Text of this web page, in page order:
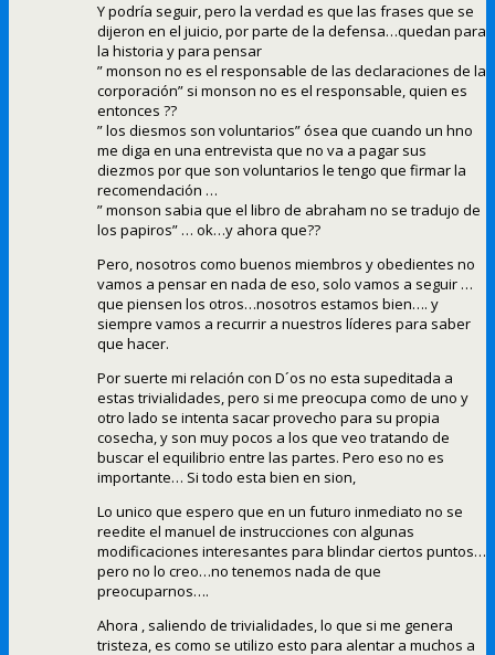
Y podría seguir, pero la verdad es que las frases que se
dijeron en el juicio, por parte de la defensa…quedan para
la historia y para pensar
” monson no es el responsable de las declaraciones de la
corporación” si monson no es el responsable, quien es
entonces ??
” los diesmos son voluntarios” ósea que cuando un hno
me diga en una entrevista que no va a pagar sus
diezmos por que son voluntarios le tengo que firmar la
recomendación …
” monson sabia que el libro de abraham no se tradujo de
los papiros” … ok…y ahora que??
Pero, nosotros como buenos miembros y obedientes no
vamos a pensar en nada de eso, solo vamos a seguir …
que piensen los otros…nosotros estamos bien…. y
siempre vamos a recurrir a nuestros líderes para saber
que hacer.
Por suerte mi relación con D´os no esta supeditada a
estas trivialidades, pero si me preocupa como de uno y
otro lado se intenta sacar provecho para su propia
cosecha, y son muy pocos a los que veo tratando de
buscar el equilibrio entre las partes. Pero eso no es
importante… Si todo esta bien en sion,
Lo unico que espero que en un futuro inmediato no se
reedite el manuel de instrucciones con algunas
modificaciones interesantes para blindar ciertos puntos…
pero no lo creo…no tenemos nada de que
preocuparnos….
Ahora , saliendo de trivialidades, lo que si me genera
tristeza, es como se utilizo esto para alentar a muchos a